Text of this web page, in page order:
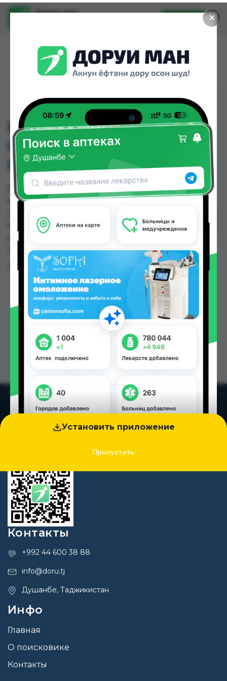
✕
Установить приложение
Пропустить
Доруи ман
Установить
ВИТАМИН D3
ОПТИМУМ ТАБ 1000
№60
ВИТАМИН D3 ОПТИМУМ ТАБ 1000 №60 можно
купить или заказать в аптеках, Аптека Нур (Nur),
№2, Аслфарм №3, Аслфарм №4, Аслфарм №6 по
других городах Таджикистана
Цена: от22.50 TJS
Контакты
+992 44 600 38 88
info@doru.tj
Душанбе, Таджикистан
Инфо
Главная
О поисковике
Контакты